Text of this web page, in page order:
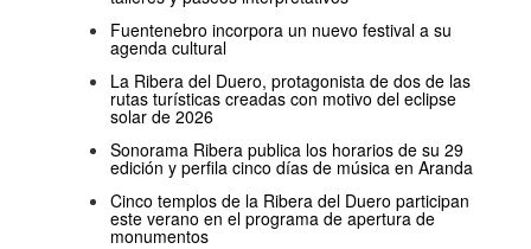
Fuentenebro incorpora un nuevo festival a su
agenda cultural
La Ribera del Duero, protagonista de dos de las
rutas turísticas creadas con motivo del eclipse
solar de 2026
Sonorama Ribera publica los horarios de su 29
edición y perfila cinco días de música en Aranda
Cinco templos de la Ribera del Duero participan
este verano en el programa de apertura de
monumentos